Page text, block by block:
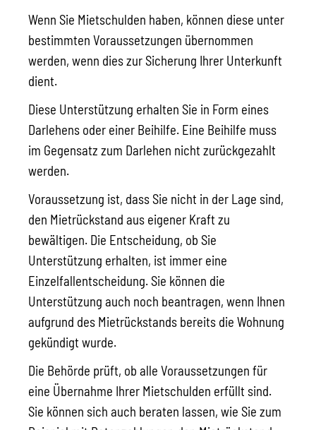
Wenn Sie Mietschulden haben, können diese unter
bestimmten Voraussetzungen übernommen
werden, wenn dies zur Sicherung Ihrer Unterkunft
dient.
Diese Unterstützung erhalten Sie in Form eines
Darlehens oder einer Beihilfe. Eine Beihilfe muss
im Gegensatz zum Darlehen nicht zurückgezahlt
werden.
Voraussetzung ist, dass Sie nicht in der Lage sind,
den Mietrückstand aus eigener Kraft zu
bewältigen. Die Entscheidung, ob Sie
Unterstützung erhalten, ist immer eine
Einzelfallentscheidung. Sie können die
Unterstützung auch noch beantragen, wenn Ihnen
aufgrund des Mietrückstands bereits die Wohnung
gekündigt wurde.
Die Behörde prüft, ob alle Voraussetzungen für
eine Übernahme Ihrer Mietschulden erfüllt sind.
Sie können sich auch beraten lassen, wie Sie zum